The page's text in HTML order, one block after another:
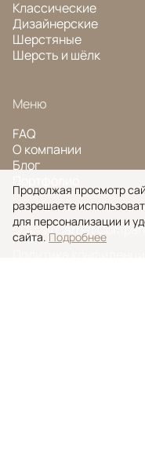
Классические
Дизайнерские
Шерстяные
Шерсть и шёлк
Меню
FAQ
О компании
Блог
© Ansy Carpet
Продолжая просмотр
разрешаете
для персонализации и
сайта. Подробнее